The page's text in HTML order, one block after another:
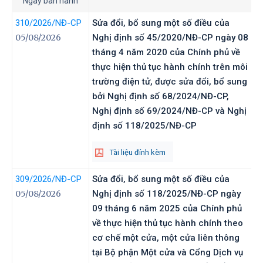
310/2026/NĐ-CP
05/08/2026
Sửa đổi, bổ sung một số điều của
Nghị định số 45/2020/NĐ-CP ngày 08
tháng 4 năm 2020 của Chính phủ về
thực hiện thủ tục hành chính trên môi
trường điện tử, được sửa đổi, bổ sung
bởi Nghị định số 68/2024/NĐ-CP,
Nghị định số 69/2024/NĐ-CP và Nghị
định số 118/2025/NĐ-СР
Tài liệu đính kèm
309/2026/NĐ-CP
05/08/2026
Sửa đổi, bổ sung một số điều của
Nghị định số 118/2025/NĐ-CP ngày
09 tháng 6 năm 2025 của Chính phủ
về thực hiện thủ tục hành chính theo
cơ chế một cửa, một cửa liên thông
tại Bộ phận Một cửa và Cổng Dịch vụ